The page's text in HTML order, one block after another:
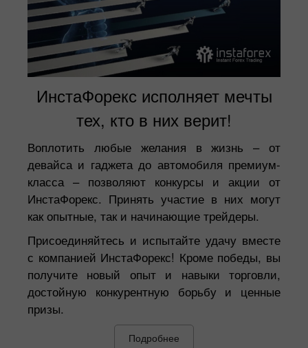
ИнстаФорекс исполняет мечты
тех, кто в них верит!
Воплотить любые желания в жизнь – от
девайса и гаджета до автомобиля премиум-
класса – позволяют конкурсы и акции от
ИнстаФорекс. Принять участие в них могут
как опытные, так и начинающие трейдеры.
Присоединяйтесь и испытайте удачу вместе
с компанией ИнстаФорекс! Кроме победы, вы
получите новый опыт и навыки торговли,
достойную конкурентную борьбу и ценные
призы.
Подробнее